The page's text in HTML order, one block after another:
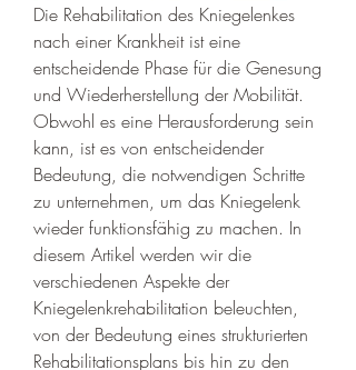
Die Rehabilitation des Kniegelenkes
nach einer Krankheit ist eine
entscheidende Phase für die Genesung
und Wiederherstellung der Mobilität.
Obwohl es eine Herausforderung sein
kann, ist es von entscheidender
Bedeutung, die notwendigen Schritte
zu unternehmen, um das Kniegelenk
wieder funktionsfähig zu machen. In
diesem Artikel werden wir die
verschiedenen Aspekte der
Kniegelenkrehabilitation beleuchten,
von der Bedeutung eines strukturierten
Rehabilitationsplans bis hin zu den